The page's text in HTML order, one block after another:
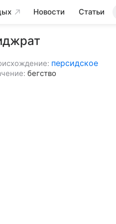
Новости Статьи
персидское
бегство